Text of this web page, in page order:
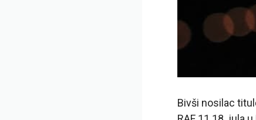
Bivši nosilac